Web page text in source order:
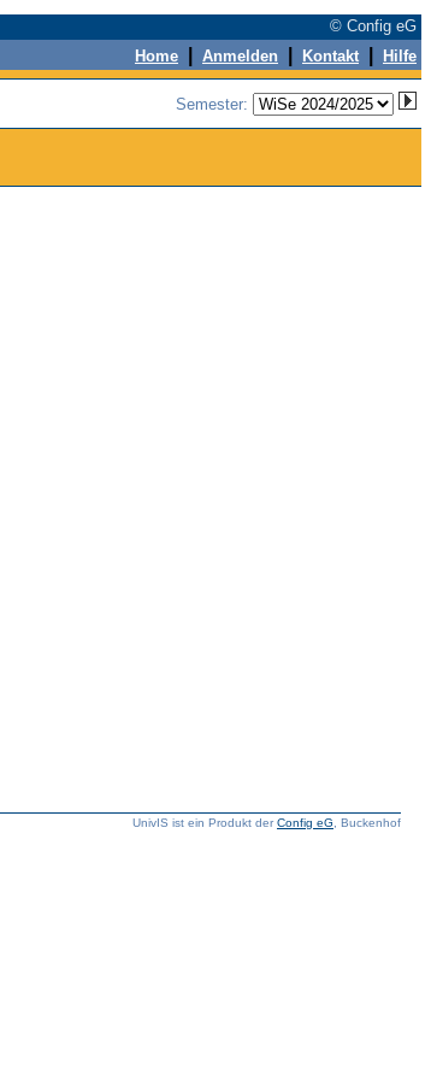
© Config eG
Home Anmelden Kontakt Hilfe
Semester:
UnivIS ist ein Produkt derConfig eG , Buckenhof